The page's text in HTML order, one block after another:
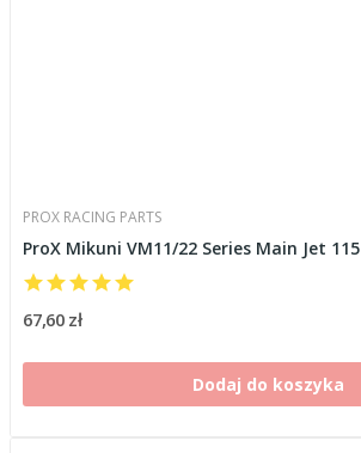
PROX RACING PARTS
ProX Mikuni VM11/22 Series Main Jet 115
67,60 zł
Dodaj do koszyka